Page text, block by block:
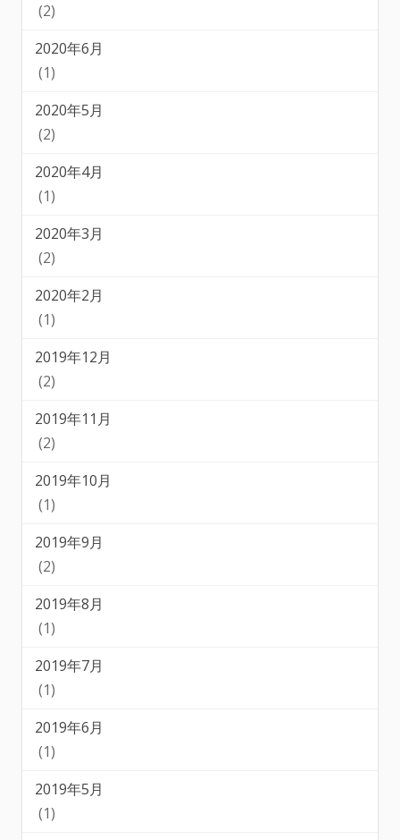
(2)
2020年6月
(1)
2020年5月
(2)
2020年4月
(1)
2020年3月
(2)
2020年2月
(1)
2019年12月
(2)
2019年11月
(2)
2019年10月
(1)
2019年9月
(2)
2019年8月
(1)
2019年7月
(1)
2019年6月
(1)
2019年5月
(1)